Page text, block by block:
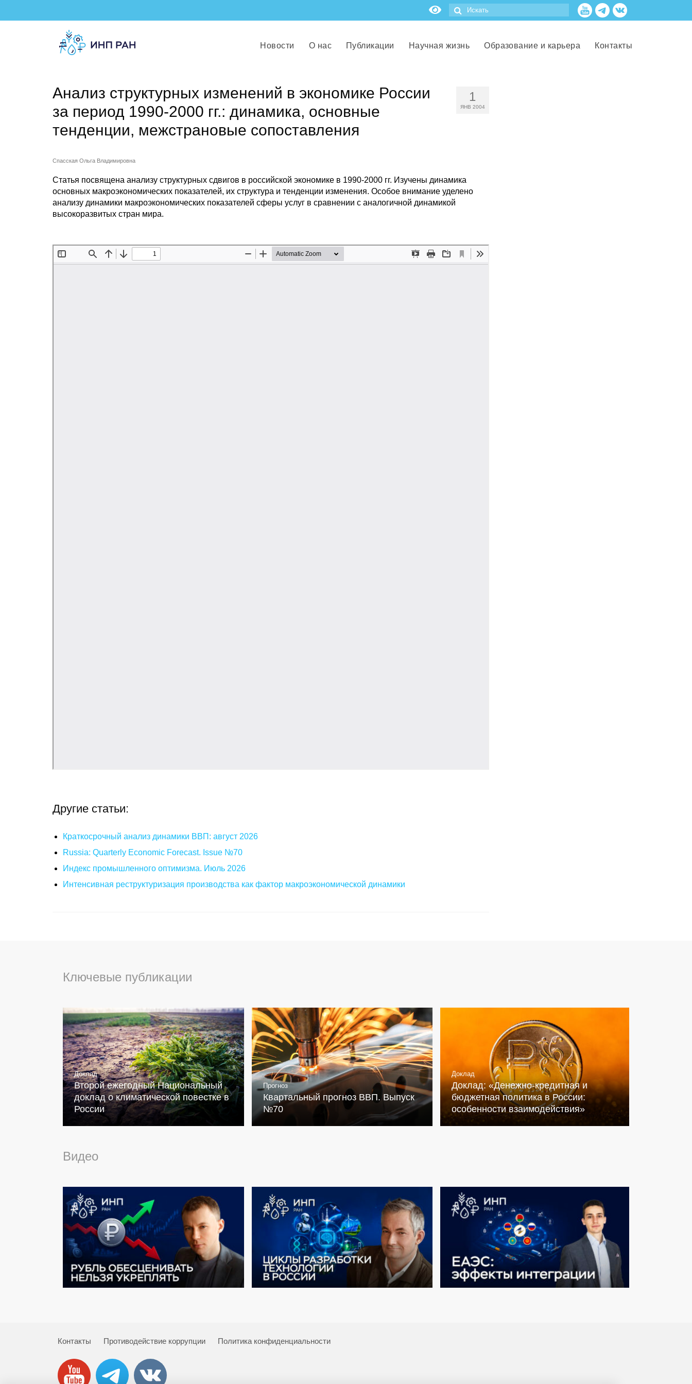
Новости О нас Публикации Научная жизнь Образование и карьера Контакты
1
ЯНВ 2004
Анализ структурных изменений в экономике России
за период 1990-2000 гг.: динамика, основные
тенденции, межстрановые сопоставления
Спасская Ольга Владимировна
Статья посвящена анализу структурных сдвигов в российской экономике в 1990-2000 гг. Изучены динамика
основных макроэкономических показателей, их структура и тенденции изменения. Особое внимание уделено
анализу динамики макроэкономических показателей сферы услуг в сравнении с аналогичной динамикой
высокоразвитых стран мира.
Другие статьи:
Краткосрочный анализ динамики ВВП: август 2026
Russia: Quarterly Economic Forecast. Issue №70
Индекс промышленного оптимизма. Июль 2026
Интенсивная реструктуризация производства как фактор макроэкономической динамики
Ключевые публикации
Доклад
Второй ежегодный Национальный
доклад о климатической повестке в
России
Прогноз
Квартальный прогноз ВВП. Выпуск
№70
Доклад
Доклад: «Денежно-кредитная и
бюджетная политика в России:
особенности взаимодействия»
Видео
Контакты Противодействие коррупции Политика конфиденциальности